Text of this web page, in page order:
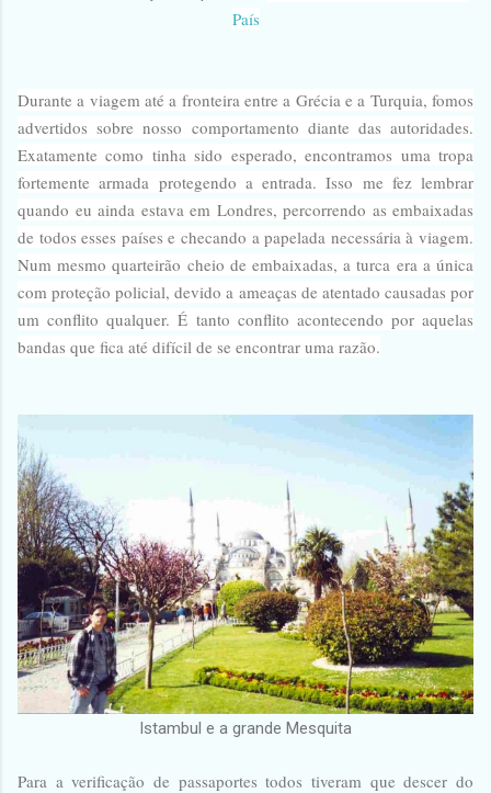
País
Durante a viagem até a fronteira entre a Grécia e a Turquia, fomos
advertidos sobre nosso comportamento diante das autoridades.
Exatamente como tinha sido esperado, encontramos uma tropa
fortemente armada protegendo a entrada. Isso me fez lembrar
quando eu ainda estava em Londres, percorrendo as embaixadas
de todos esses países e checando a papelada necessária à viagem.
Num mesmo quarteirão cheio de embaixadas, a turca era a única
com proteção policial, devido a ameaças de atentado causadas por
um conflito qualquer. É tanto conflito acontecendo por aquelas
bandas que fica até difícil de se encontrar uma razão.
Istambul e a grande Mesquita
Para a verificação de passaportes todos tiveram que descer do